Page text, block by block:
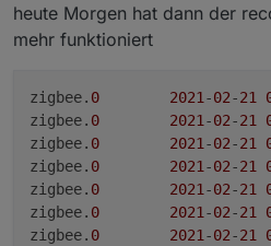
war Kanal 11 mit
Heute nach dem
mehr unter 70% -
Ich wäre dankbar,
lösen zu können :)
Danke
heute Morgen hat dann der
mehr funktioniert
zigbee. 0 2021-02-21
zigbee. 0 2021-02-21
zigbee. 0 2021-02-21
zigbee. 0 2021-02-21
zigbee. 0 2021-02-21
zigbee. 0 2021-02-21
zigbee. 0 2021-02-21